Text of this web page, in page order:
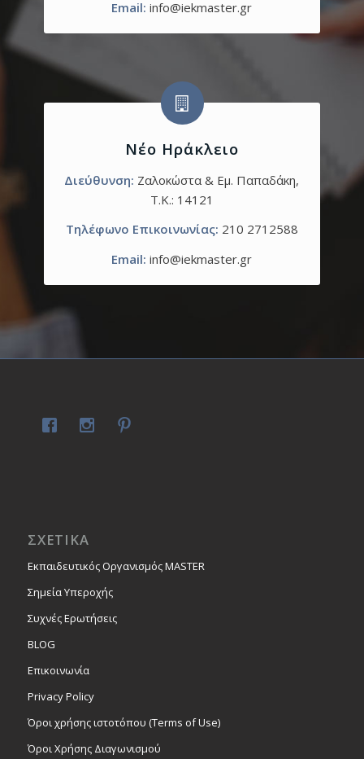
Email: info@iekmaster.gr
Νέο Ηράκλειο
Διεύθυνση: Ζαλοκώστα & Εμ. Παπαδάκη,
T.K.: 14121
Τηλέφωνο Επικοινωνίας: 210 2712588
Email: info@iekmaster.gr
ΣΧΕΤΙΚΑ
Εκπαιδευτικός Οργανισμός MASTER
Σημεία Υπεροχής
Συχνές Ερωτήσεις
BLOG
Επικοινωνία
Privacy Policy
Όροι χρήσης ιστοτόπου (Terms of Use)
Όροι Χρήσης Διαγωνισμού